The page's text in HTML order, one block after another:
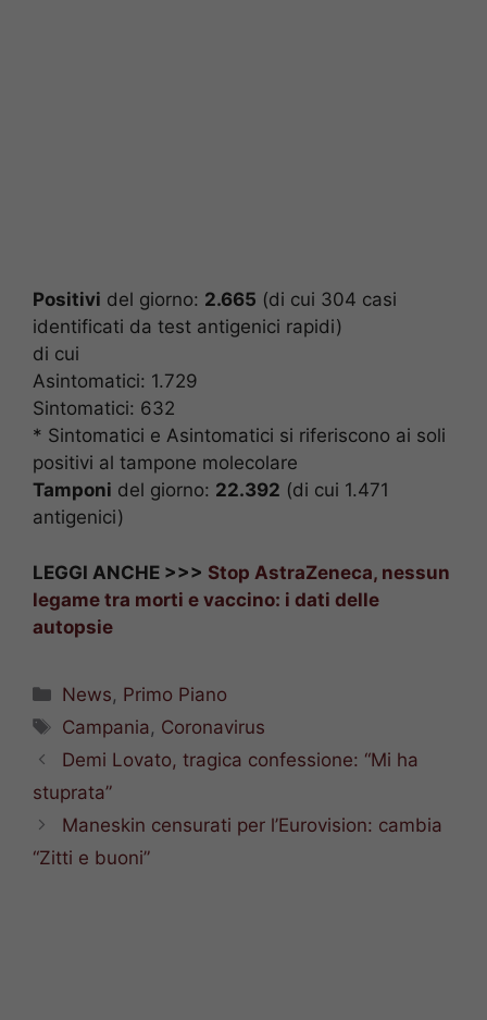
Positivi del giorno: 2.665 (di cui 304 casi
identificati da test antigenici rapidi)
di cui
Asintomatici: 1.729
Sintomatici: 632
* Sintomatici e Asintomatici si riferiscono ai soli
positivi al tampone molecolare
Tamponi del giorno: 22.392 (di cui 1.471
antigenici)
LEGGI ANCHE >>> Stop AstraZeneca, nessun
legame tra morti e vaccino: i dati delle
autopsie
Categorie
News, Primo Piano
Tag
Campania, Coronavirus
Demi Lovato, tragica confessione: “Mi ha
stuprata”
Maneskin censurati per l’Eurovision: cambia
“Zitti e buoni”